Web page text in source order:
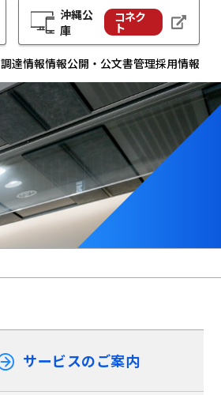
沖縄公
庫
コネク
ト
調達情報情報公開・公文書管理採用情報
サービスのご案内